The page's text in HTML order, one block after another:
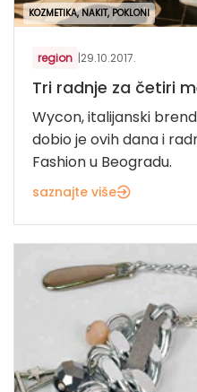
KOZMETIKA, NAKIT, POKLONI
region |29.10.2017.
Tri radnje za četiri
Wycon, italijanski
dobio je ovih dana i
Fashion u Beogradu.
saznajte više